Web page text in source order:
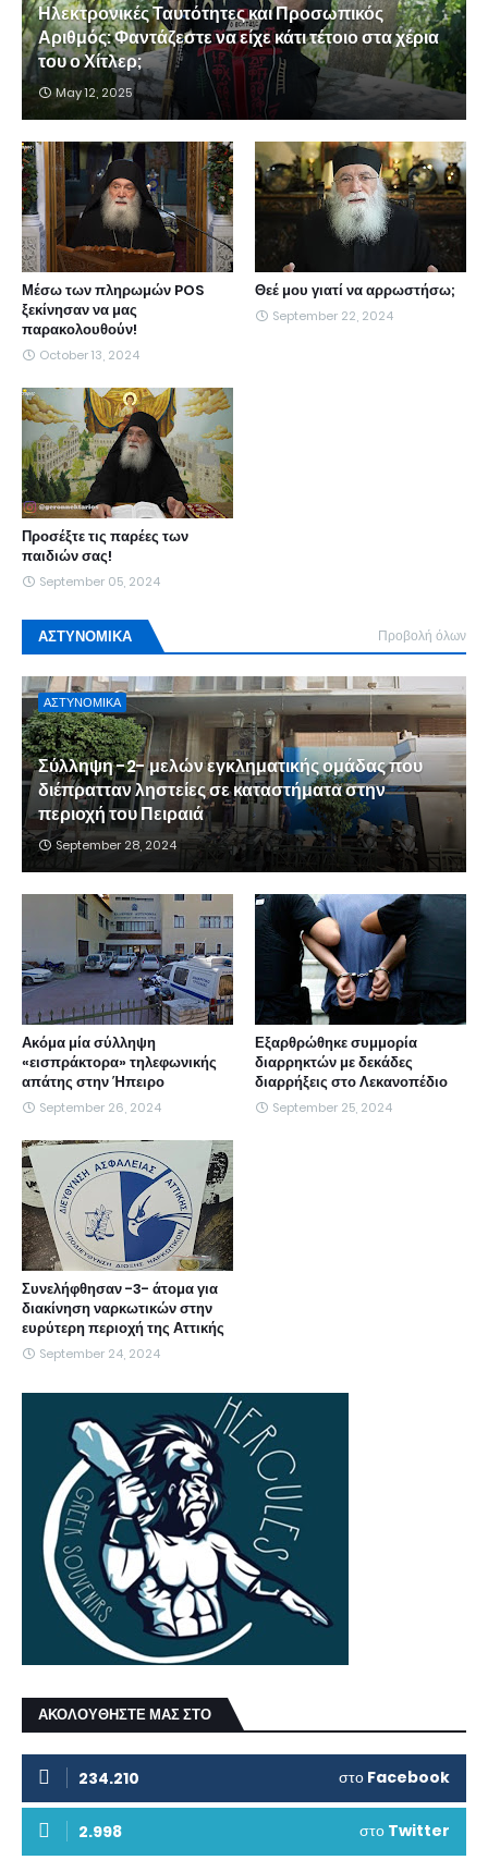
Ηλεκτρονικές Ταυτότητες και Προσωπικός
Αριθμός: Φαντάζεστε να είχε κάτι τέτοιο στα χέρια
του ο Χίτλερ;
May 12, 2025
Μέσω των πληρωμών POS
ξεκίνησαν να μας
παρακολουθούν!
October 13, 2024
Θεέ μου γιατί να αρρωστήσω;
September 22, 2024
Προσέξτε τις παρέες των
παιδιών σας!
September 05, 2024
ΑΣΤΥΝΟΜΙΚΑ Προβολή όλων
ΑΣΤΥΝΟΜΙΚΑ
Σύλληψη -2- μελών εγκληματικής ομάδας που
διέπρατταν ληστείες σε καταστήματα στην
περιοχή του Πειραιά
September 28, 2024
Ακόμα μία σύλληψη
«εισπράκτορα» τηλεφωνικής
απάτης στην Ήπειρο
September 26, 2024
Εξαρθρώθηκε συμμορία
διαρρηκτών με δεκάδες
διαρρήξεις στο Λεκανοπέδιο
September 25, 2024
Συνελήφθησαν -3- άτομα για
διακίνηση ναρκωτικών στην
ευρύτερη περιοχή της Αττικής
September 24, 2024
ΑΚΟΛΟΥΘΗΣΤΕ ΜΑΣ ΣΤΟ
234.210 στο Facebook
2.998 στο Twitter